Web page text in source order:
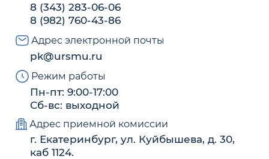
8 (343) 283-06-06
8 (982) 760-43-86
Адрес электронной почты
pk@ursmu.ru
Режим работы
Пн-пт: 9:00-17:00
Сб-вс: выходной
Адрес приемной комиссии
г. Екатеринбург, ул. Куйбышева, д. 30,
каб 1124.